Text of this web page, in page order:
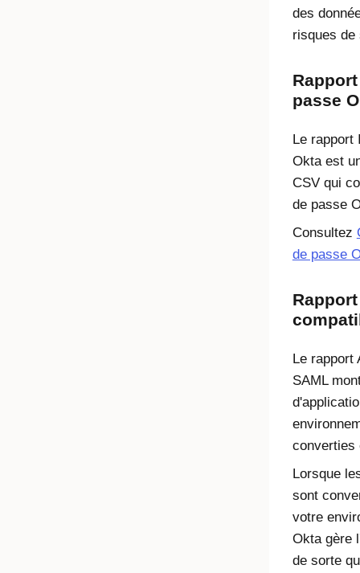
des
risques de
passe
Le rapport
Oktaest
CSV qui
de passe
Consultez
de passe
Le rapport
SAML
converties
Lorsque
sont
votre
Okta gère
de sorte